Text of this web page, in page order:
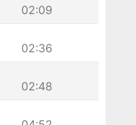
02:09
02:36
02:48